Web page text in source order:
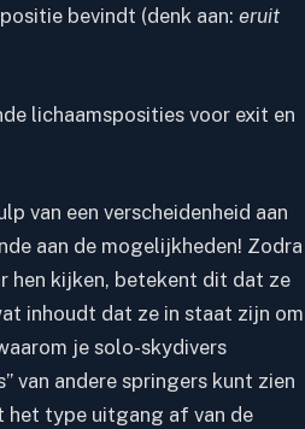
bevindt (denk aan: eruit
lichaamsposities voor exit en
van een verscheidenheid aan
aan de mogelijkheden! Zodra
hen kijken, betekent dit dat ze
inhoudt dat ze in staat zijn om
je solo-skydivers
van andere springers kunt zien
het type uitgang af van de